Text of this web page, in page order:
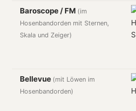
Baroscope / FM (im
Hosenbandorden mit Sternen,
Skala und Zeiger)
Bellevue (mit Löwen im
Hosenbandorden)